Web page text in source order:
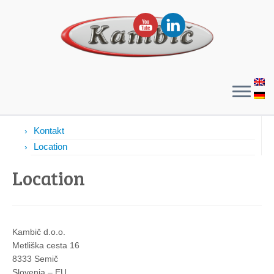
Kontakt
Location
Location
Kambič d.o.o.
Metliška cesta 16
8333 Semič